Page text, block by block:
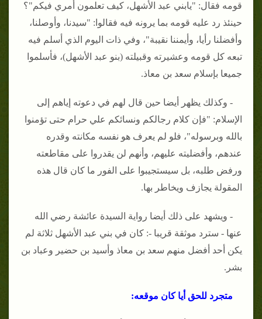
قومه فقال: "يابني عبد الأشهل، كيف تعلمون أمري فيكم"؟
حينئذ رد عليه قومه بما يرونه فيه فقالوا: "سيدنا، وأوصلنا،
وأفضلنا رأيا، وأيمننا نقيبة"، وفي ذات اليوم الذي أسلم فيه
تبعه كل قومه وعشيرته وقبيلته (بنو عبد الأشهل)، فأسلموا
جميعا بإسلام سعد بن معاذ.
- وكذلك يظهر أيضا حين قال لهم في دعوته إياهم إلى
الإسلام: "فإن كلام رجالكم ونسائكم علي حرام حتى تؤمنوا
بالله وبرسوله"، فلو لم يعرف هو نفسه مكانته وقدره
عندهم، وأفضليته عليهم، وأنهم لن يقدروا على مقاطعته
ورفض طلبه، بل سيستجيبوا على الفور ما كان قال هذه
المقولة يجازف ويخاطر بها.
- ويشهد على ذلك أيضا رواية السيدة عائشة رضي الله
عنها - سترد موثقة قريبا -: كان في بني عبد الأشهل ثلاثة لم
يكن أحد أفضل منهم سعد بن معاذ وأسيد بن حضير وعباد بن
بشر.
متجرد للحق أيا كان موقعه: